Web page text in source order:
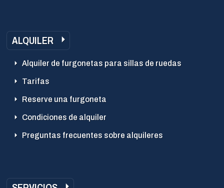
ALQUILER
Alquiler de furgonetas para sillas de ruedas
Tarifas
Reserve una furgoneta
Condiciones de alquiler
Preguntas frecuentes sobre alquileres